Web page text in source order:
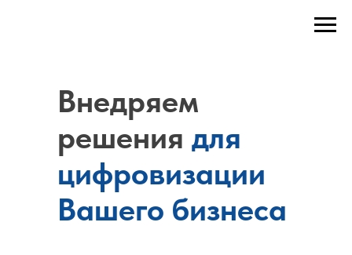
Внедряем
решения для
цифровизации
Вашего бизнеса